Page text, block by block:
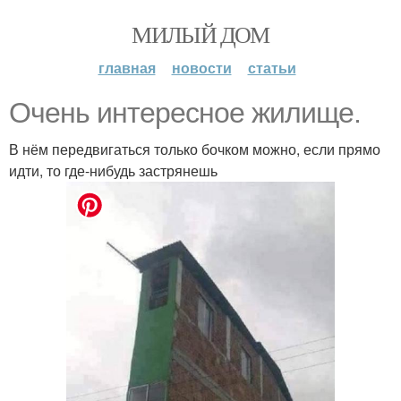
МИЛЫЙ ДОМ
главная новости статьи
Очень интересное жилище.
В нём передвигаться только бочком можно, если прямо
идти, то где-нибудь застрянешь